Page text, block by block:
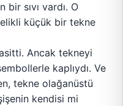
sıvı vardı. O
küçük bir tekne
Ancak tekneyi
kaplıydı. Ve
tekne olağanüstü
kendisi mi